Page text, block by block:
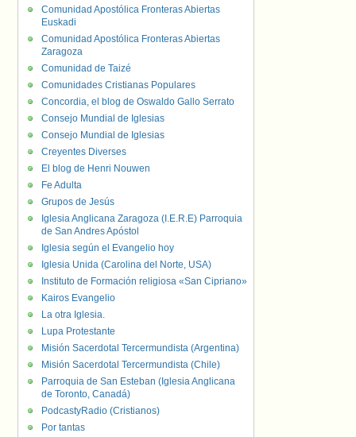
Comunidad Apostólica Fronteras Abiertas
Euskadi
Comunidad Apostólica Fronteras Abiertas
Zaragoza
Comunidad de Taizé
Comunidades Cristianas Populares
Concordia, el blog de Oswaldo Gallo Serrato
Consejo Mundial de Iglesias
Consejo Mundial de Iglesias
Creyentes Diverses
El blog de Henri Nouwen
Fe Adulta
Grupos de Jesús
Iglesia Anglicana Zaragoza (I.E.R.E) Parroquia
de San Andres Apóstol
Iglesia según el Evangelio hoy
Iglesia Unida (Carolina del Norte, USA)
Instituto de Formación religiosa «San Cipriano»
Kairos Evangelio
La otra Iglesia.
Lupa Protestante
Misión Sacerdotal Tercermundista (Argentina)
Misión Sacerdotal Tercermundista (Chile)
Parroquia de San Esteban (Iglesia Anglicana
de Toronto, Canadá)
PodcastyRadio (Cristianos)
Por tantas